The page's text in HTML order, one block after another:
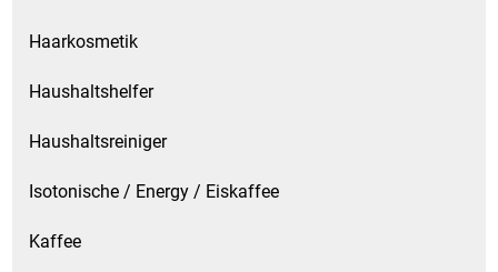
Haarkosmetik
Haushaltshelfer
Haushaltsreiniger
Isotonische / Energy / Eiskaffee
Kaffee